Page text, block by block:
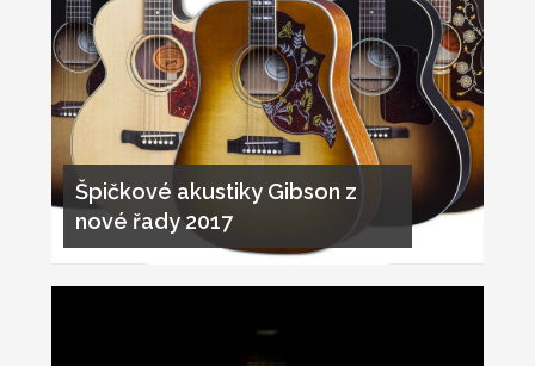
Špičkové akustiky Gibson z
nové řady 2017